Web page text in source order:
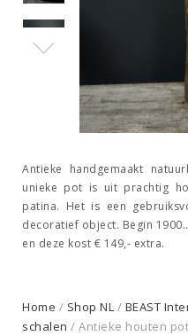
Antieke handgemaakt
unieke pot is uit prachtig
patina. Het is een
decoratief object. Begin
en deze kost € 149,- extra.
Home / Shop NL / BEAST
schalen / Antieke houten pot